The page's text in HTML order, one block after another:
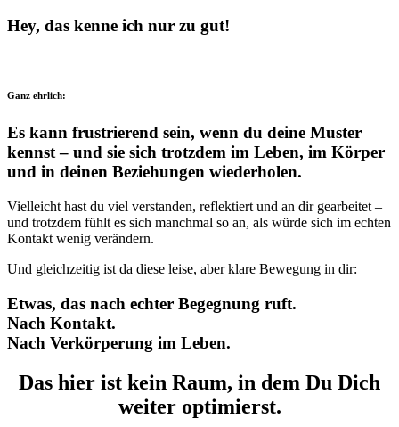
Hey, das kenne ich nur zu gut!
Ganz ehrlich:
Es kann frustrierend sein, wenn du deine Muster
kennst – und sie sich trotzdem im Leben, im Körper
und in deinen Beziehungen wiederholen.
Vielleicht hast du viel verstanden, reflektiert und an dir gearbeitet –
und trotzdem fühlt es sich manchmal so an, als würde sich im echten
Kontakt wenig verändern.
Und gleichzeitig ist da diese leise, aber klare Bewegung in dir:
Etwas, das nach echter Begegnung ruft.
Nach Kontakt.
Nach Verkörperung im Leben.
Das hier ist kein Raum, in dem Du Dich
weiter optimierst.